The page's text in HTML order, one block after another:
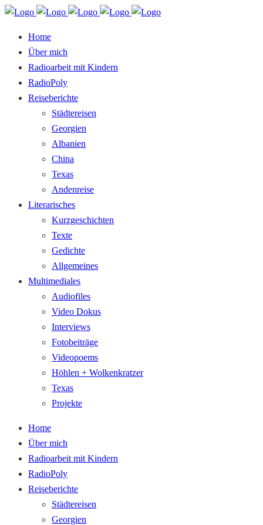
Home
Über mich
Radioarbeit mit Kindern
RadioPoly
Reiseberichte
Städtereisen
Georgien
Albanien
China
Texas
Andenreise
Literarisches
Kurzgeschichten
Texte
Gedichte
Allgemeines
Multimediales
Audiofiles
Video Dokus
Interviews
Fotobeiträge
Videopoems
Höhlen + Wolkenkratzer
Texas
Projekte
Home
Über mich
Radioarbeit mit Kindern
RadioPoly
Reiseberichte
Städtereisen
Georgien